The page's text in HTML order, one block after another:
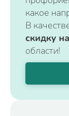
какое
В
скидку
области!